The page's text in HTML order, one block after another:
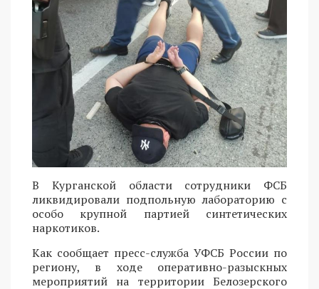
В Курганской области сотрудники ФСБ
ликвидировали подпольную лабораторию с
особо крупной партией синтетических
наркотиков.
Как сообщает пресс-служба УФСБ России по
региону, в ходе оперативно-разыскных
мероприятий на территории Белозерского